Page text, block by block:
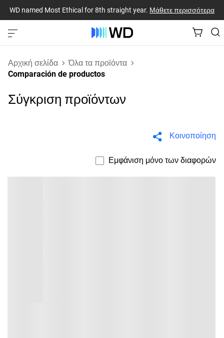
WD named Most Ethical for 8th straight year. Μάθετε περισσότερα
Αρχική σελίδα
Όλα τα προϊόντα
Comparación de productos
Σύγκριση προϊόντων
Κοινοποίηση
Εμφάνιση μόνο των διαφορών